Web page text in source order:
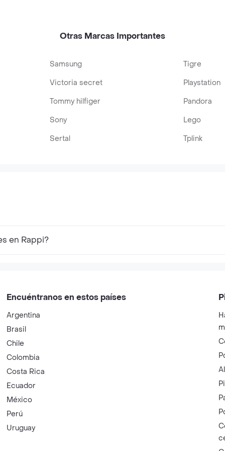
Otras Marcas Importantes
Samsung
Tigre
Victoria secret
Playstation
Tommy hilfiger
Pandora
Sony
Lego
Sertal
Tplink
en Rappi?
Encuéntranos en estos países
Argentina
Brasil
Chile
Colombia
Costa Rica
Ecuador
México
Perú
Uruguay